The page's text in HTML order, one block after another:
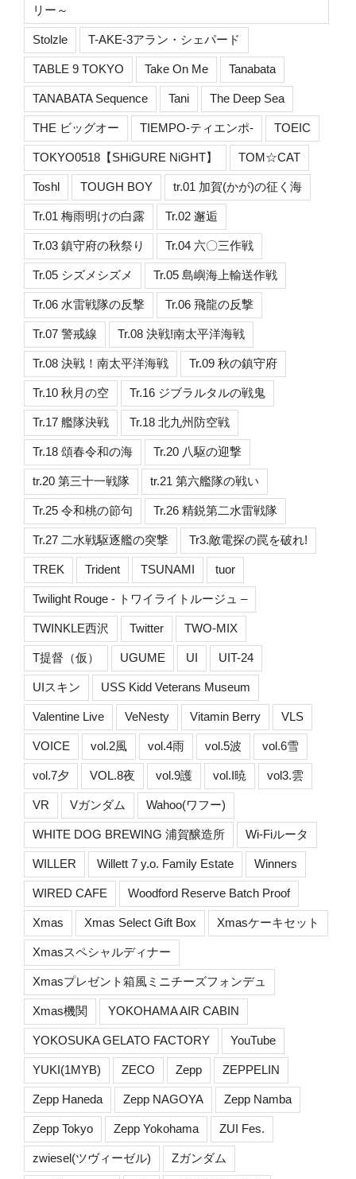
リー～
Stolzle T-AKE-3アラン・シェパード
TABLE 9 TOKYO Take On Me Tanabata
TANABATA Sequence Tani The Deep Sea
THE ビッグオー TIEMPO-ティエンポ- TOEIC
TOKYO0518【SHiGURE NiGHT】 TOM☆CAT
Toshl TOUGH BOY tr.01 加賀(かが)の征く海
Tr.01 梅雨明けの白露 Tr.02 邂逅
Tr.03 鎮守府の秋祭り Tr.04 六〇三作戦
Tr.05 シズメシズメ Tr.05 島嶼海上輸送作戦
Tr.06 水雷戦隊の反撃 Tr.06 飛龍の反撃
Tr.07 警戒線 Tr.08 決戦!南太平洋海戦
Tr.08 決戦！南太平洋海戦 Tr.09 秋の鎮守府
Tr.10 秋月の空 Tr.16 ジブラルタルの戦鬼
Tr.17 艦隊決戦 Tr.18 北九州防空戦
Tr.18 頌春令和の海 Tr.20 八駆の迎撃
tr.20 第三十一戦隊 tr.21 第六艦隊の戦い
Tr.25 令和桃の節句 Tr.26 精鋭第二水雷戦隊
Tr.27 二水戦駆逐艦の突撃 Tr3.敵電探の罠を破れ!
TREK Trident TSUNAMI tuor
Twilight Rouge - トワイライトルージュ –
TWINKLE西沢 Twitter TWO-MIX
T提督（仮） UGUME UI UIT-24
UIスキン USS Kidd Veterans Museum
Valentine Live VeNesty Vitamin Berry VLS
VOICE vol.2風 vol.4雨 vol.5波 vol.6雪
vol.7夕 VOL.8夜 vol.9護 vol.I暁 vol3.雲
VR Vガンダム Wahoo(ワフー)
WHITE DOG BREWING 浦賀醸造所 Wi-Fiルータ
WILLER Willett 7 y.o. Family Estate Winners
WIRED CAFE Woodford Reserve Batch Proof
Xmas Xmas Select Gift Box Xmasケーキセット
Xmasスペシャルディナー
Xmasプレゼント箱風ミニチーズフォンデュ
Xmas機関 YOKOHAMA AIR CABIN
YOKOSUKA GELATO FACTORY YouTube
YUKI(1MYB) ZECO Zepp ZEPPELIN
Zepp Haneda Zepp NAGOYA Zepp Namba
Zepp Tokyo Zepp Yokohama ZUI Fes.
zwiesel(ツヴィーゼル) Zガンダム